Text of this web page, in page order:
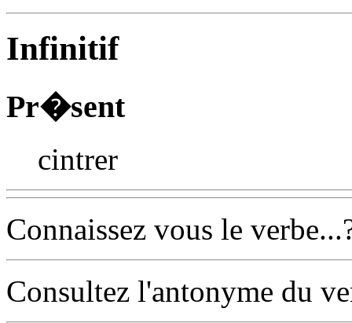
Infinitif
Pr�sent
cintrer
Connaissez vous le
Consultez l'antonyme du